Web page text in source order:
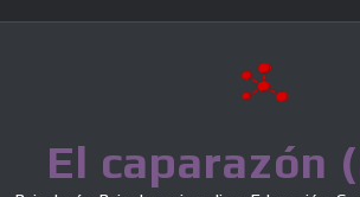
El caparazón